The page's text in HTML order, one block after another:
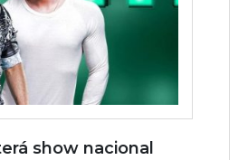
show nacional